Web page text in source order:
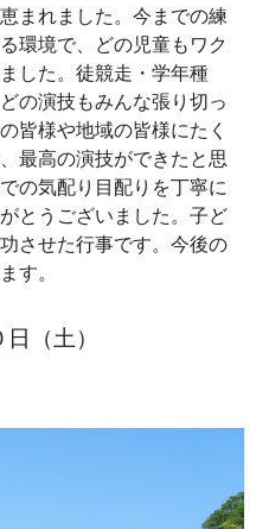
まれました。今までの練
環境で、どの児童もワク
した。徒競走・学年種
の演技もみんな張り切っ
皆様や地域の皆様にたく
最高の演技ができたと思
の気配り目配りを丁寧に
とうございました。子ど
させた行事です。今後の
す。
日（ 土 ）